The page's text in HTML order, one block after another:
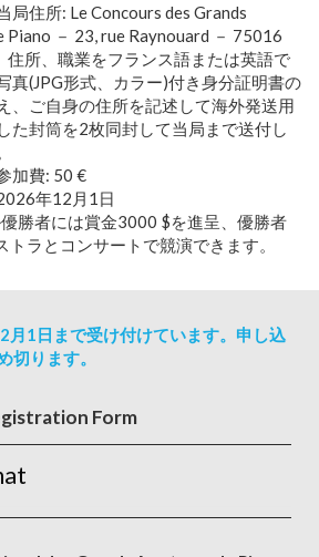
局住所: Le Concours des Grands
Piano － 23, rue Raynouard － 75016
住所、職業をフランス語または英語で
真(JPG形式、カラー)付き身分証明書の
、ご自身の住所を記述して海外発送用
た封筒を2枚同封して当局まで送付し
加費: 50 €
年12月1日
勝者には賞金3000 $を進呈、優勝者
トラとコンサートで競演できます。
月1日まで受け付けています。申し込
切ります。
Form